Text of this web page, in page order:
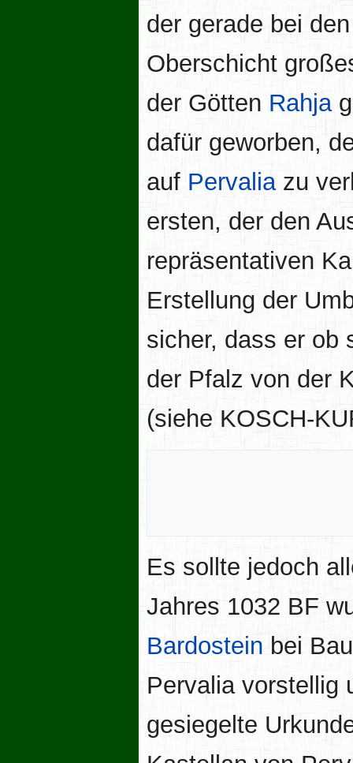
der gerade bei
Oberschicht
der Götten Rahja
dafür geworben,
auf Pervaliazu
ersten, der den
repräsentativen
Erstellung der
sicher, dass er ob
der Pfalz von der
(siehe KOSCH-
Es sollte jedoch
Jahres 1032 BF
Bardostein bei
Pervalia vorstellig
gesiegelte